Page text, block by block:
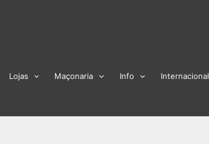
Lojas Maçonaria Info Internacional